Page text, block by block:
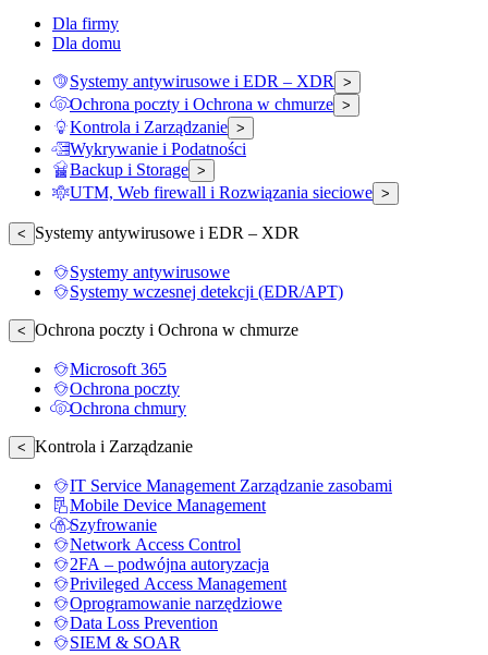
Dla firmy
Dla domu
Systemy antywirusowe i EDR – XDR >
Ochrona poczty i Ochrona w chmurze >
Kontrola i Zarządzanie >
Wykrywanie i Podatności
Backup i Storage >
UTM, Web firewall i Rozwiązania sieciowe >
< Systemy antywirusowe i EDR – XDR
Systemy antywirusowe
Systemy wczesnej detekcji (EDR/APT)
< Ochrona poczty i Ochrona w chmurze
Microsoft 365
Ochrona poczty
Ochrona chmury
< Kontrola i Zarządzanie
IT Service Management Zarządzanie zasobami
Mobile Device Management
Szyfrowanie
Network Access Control
2FA – podwójna autoryzacja
Privileged Access Management
Oprogramowanie narzędziowe
Data Loss Prevention
SIEM & SOAR